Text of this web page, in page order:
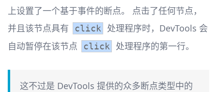
上设置了一个基于事件的断点。 点击了任何节点，
并且该节点具有
click
处理程序时，DevTools 会
自动暂停在该节点
click 处理程序的第一行。
这不过是 DevTools 提供的众多断点类型中的